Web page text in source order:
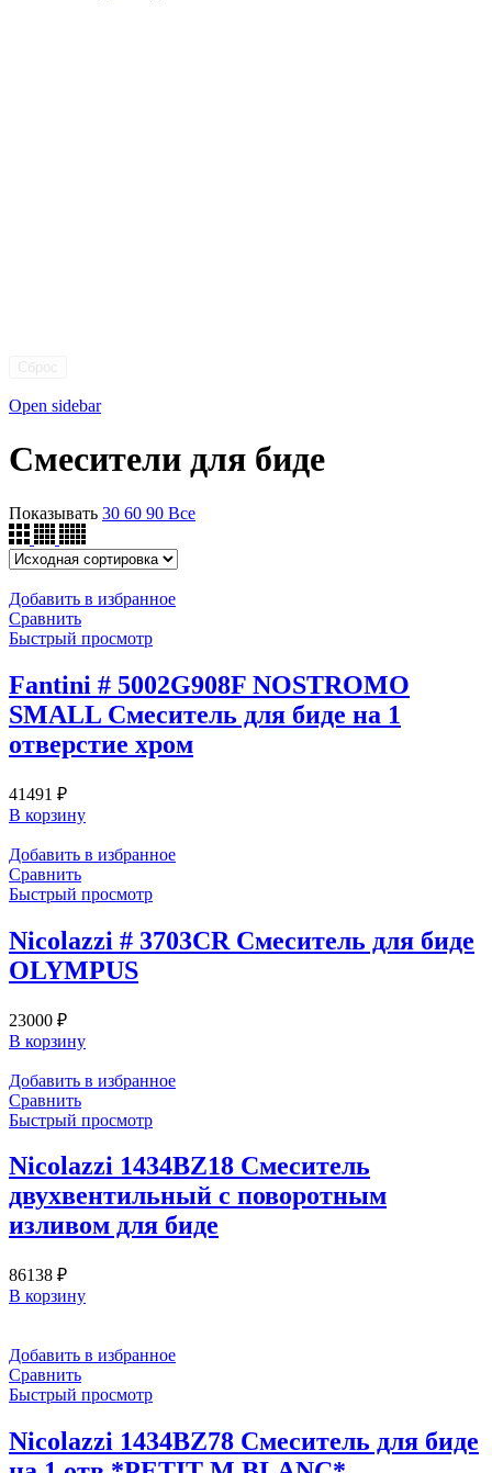
Open sidebar
Смесители для биде
Показывать 30 60 90 Все
Добавить в избранное
Сравнить
Быстрый просмотр
Fantini # 5002G908F NOSTROMO
SMALL Смеситель для биде на 1
отверстие хром
41491 ₽
В корзину
Добавить в избранное
Сравнить
Быстрый просмотр
Nicolazzi # 3703CR Смеситель для биде
OLYMPUS
23000 ₽
В корзину
Добавить в избранное
Сравнить
Быстрый просмотр
Nicolazzi 1434BZ18 Смеситель
двухвентильный с поворотным
изливом для биде
86138 ₽
В корзину
Добавить в избранное
Сравнить
Быстрый просмотр
Nicolazzi 1434BZ78 Смеситель для биде